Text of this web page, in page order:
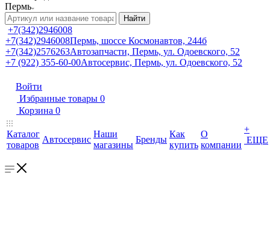
Пермь
Найти
+7(342)2946008
+7(342)2946008Пермь, шоссе Космонавтов, 244б
+7(342)2576263Автозапчасти, Пермь, ул. Одоевского, 52
+7 (922) 355-60-00Автосервис, Пермь, ул. Одоевского, 52
Войти
Избранные товары 0
Корзина 0
Каталог
товаров
Автосервис
Наши
магазины
Бренды
Как
купить
О
компании
+
ЕЩЕ